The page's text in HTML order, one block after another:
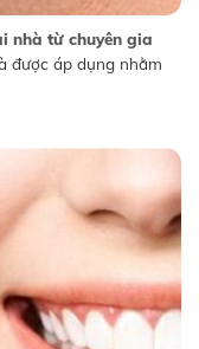
nhà từ chuyên gia
được áp dụng nhằm